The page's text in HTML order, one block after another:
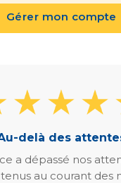
Gérer mon compte
delà des
a dépassé nos
au courant des